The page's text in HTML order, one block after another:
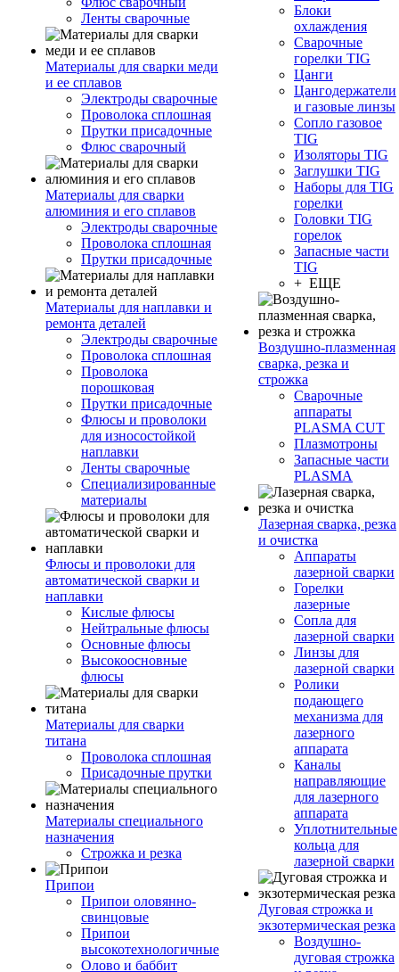
Ленты сварочные
Материалы для сварки меди
и ее сплавов
Электроды сварочные
Проволока сплошная
Прутки присадочные
Флюс сварочный
Материалы для сварки
алюминия и его сплавов
Электроды сварочные
Проволока сплошная
Прутки присадочные
Материалы для наплавки и
ремонта деталей
Электроды сварочные
Проволока сплошная
Проволока
порошковая
Прутки присадочные
Флюсы и проволоки
для износостойкой
наплавки
Ленты сварочные
Специализированные
материалы
Флюсы и проволоки для
автоматической сварки и
наплавки
Кислые флюсы
Нейтральные флюсы
Основные флюсы
Высокоосновные
флюсы
Материалы для сварки
титана
Проволока сплошная
Присадочные прутки
Материалы специального
назначения
Строжка и резка
Припои
Припои оловянно-
свинцовые
Припои
высокотехнологичные
Олово и баббит
Блоки
охлаждения
Сварочные
горелки TIG
Цанги
Цангодержатели
и газовые линзы
Сопло газовое
TIG
Изоляторы TIG
Заглушки TIG
Наборы для TIG
горелки
Головки TIG
горелок
Запасные части
TIG
+ ЕЩЕ
Воздушно-плазменная
сварка, резка и
строжка
Сварочные
аппараты
PLASMA CUT
Плазмотроны
Запасные части
PLASMA
Лазерная сварка, резка
и очистка
Аппараты
лазерной сварки
Горелки
лазерные
Сопла для
лазерной сварки
Линзы для
лазерной сварки
Ролики
подающего
механизма для
лазерного
аппарата
Каналы
направляющие
для лазерного
аппарата
Уплотнительные
кольца для
лазерной сварки
Дуговая строжка и
экзотермическая резка
Воздушно-
дуговая строжка